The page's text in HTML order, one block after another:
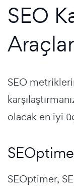
SEO
SEO
olacak en iyi
SEOptimer,